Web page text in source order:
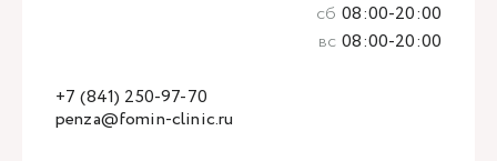
penza@fomin-clinic.ru
+7 (841) 250-97-70
сб 08:00-20:00
вс 08:00-20:00